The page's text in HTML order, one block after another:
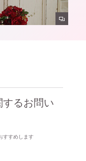
するお問い
すすめします